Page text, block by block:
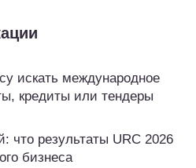
искать международное
кредиты или тендеры
что результаты URC 2026
бизнеса